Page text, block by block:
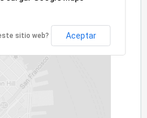
sitio web? Aceptar